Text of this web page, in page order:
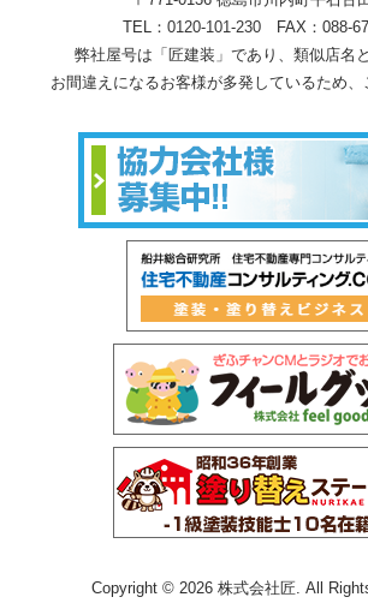
TEL： 0120-101-230 FAX：088-
弊社屋号は「匠建装」であり、類似店名
お間違えになるお客様が多発しているため、
Copyright © 2026 株式会社匠. All